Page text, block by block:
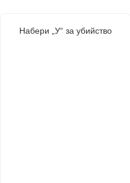
Набери „У“ за убийство